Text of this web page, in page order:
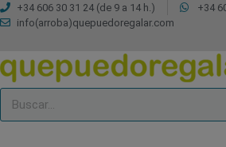
+34 606 30 31 24 (de 9 a 14 h.)
+34
info(arroba)quepuedoregalar.com